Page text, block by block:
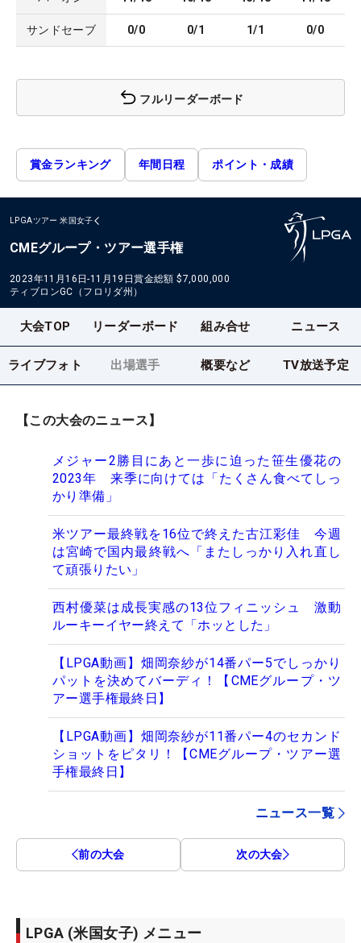
サンドセーブ 0/0 0/1 1/1 0/0
フルリーダーボード
賞金ランキング 年間日程 ポイント・成績
LPGAツアー 米国女子
CMEグループ・ツアー選手権
2023年11月16日-11月19日賞金総額 $7,000,000
ティブロンGC（フロリダ州）
大会TOP リーダーボード 組み合せ ニュース
ライブフォト 出場選手 概要など TV放送予定
【この大会のニュース】
メジャー2勝目にあと一歩に迫った笹生優花の
2023年 来季に向けては「たくさん食べてしっ
かり準備」
米ツアー最終戦を16位で終えた古江彩佳 今週
は宮崎で国内最終戦へ「またしっかり入れ直し
て頑張りたい」
西村優菜は成長実感の13位フィニッシュ 激動
ルーキーイヤー終えて「ホッとした」
【LPGA動画】畑岡奈紗が14番パー5でしっかり
パットを決めてバーディ！【CMEグループ・ツ
アー選手権最終日】
【LPGA動画】畑岡奈紗が11番パー4のセカンド
ショットをピタリ！【CMEグループ・ツアー選
手権最終日】
ニュース一覧
前の大会 次の大会
LPGA (米国女子) メニュー